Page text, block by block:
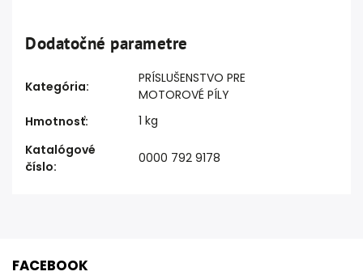
Dodatočné parametre
Kategória:
PRÍSLUŠENSTVO PRE
MOTOROVÉ PÍLY
Hmotnosť:
1 kg
Katalógové
číslo:
0000 792 9178
FACEBOOK